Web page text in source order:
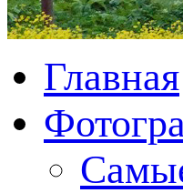
Главная